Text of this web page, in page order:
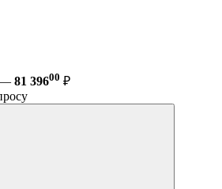
— 81 39600 ₽